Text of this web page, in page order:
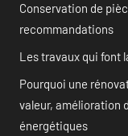
Conservation de
recommandations
Les travaux qui font
Pourquoi une
valeur, amélioration
énergétiques